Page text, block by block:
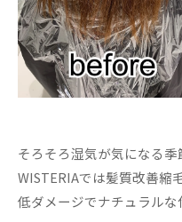
そろそろ湿気が気になる季
WISTERIAでは髪質改善縮
低ダメージでナチュラルな